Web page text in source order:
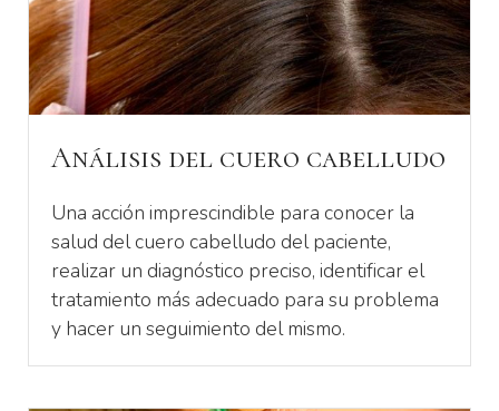
Análisis del cuero cabelludo
Una acción imprescindible para conocer la
salud del cuero cabelludo del paciente,
realizar un diagnóstico preciso, identificar el
tratamiento más adecuado para su problema
y hacer un seguimiento del mismo.